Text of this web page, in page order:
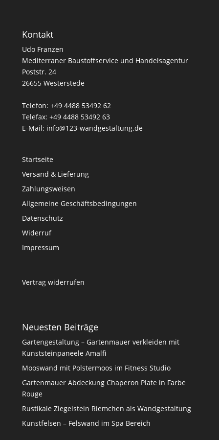
Kontakt
Udo Franzen
Mediterraner Baustoffservice und Handelsagentur
Poststr. 24
26655 Westerstede
Telefon: +49 4488 53492 62
Telefax: +49 4488 53492 63
E-Mail: info@123-wandgestaltung.de
Startseite
Versand & Lieferung
Zahlungsweisen
Allgemeine Geschäftsbedingungen
Datenschutz
Widerruf
Impressum
Vertrag widerrufen
Neuesten Beiträge
Gartengestaltung – Gartenmauer verkleiden mit
Kunststeinpaneele Amalfi
Mooswand mit Polstermoos im Fitness Studio
Gartenmauer Abdeckung Chaperon Plate in Farbe
Rouge
Rustikale Ziegelstein Riemchen als Wandgestaltung
Kunstfelsen – Felswand im Spa Bereich